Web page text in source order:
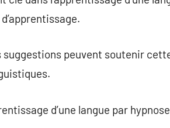
suggestions peuvent soutenir
d’une langue par hypnose